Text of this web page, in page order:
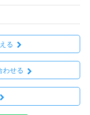
る
わせる